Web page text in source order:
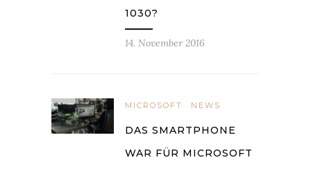
1030?
14. November 2016
MICROSOFT NEWS
DAS SMARTPHONE
WAR FÜR MICROSOFT